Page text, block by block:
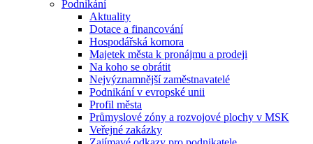
Podnikání
Aktuality
Dotace a financování
Hospodářská komora
Majetek města k pronájmu a prodeji
Na koho se obrátit
Nejvýznamnější zaměstnavatelé
Podnikání v evropské unii
Profil města
Průmyslové zóny a rozvojové plochy v MSK
Veřejné zakázky